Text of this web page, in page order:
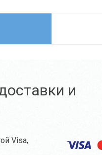
и
Visa,